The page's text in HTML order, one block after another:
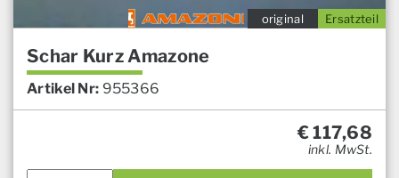
Ersatzteil
original
Schar Kurz Amazone
Artikel Nr: 955366
€117,68
inkl. MwSt.